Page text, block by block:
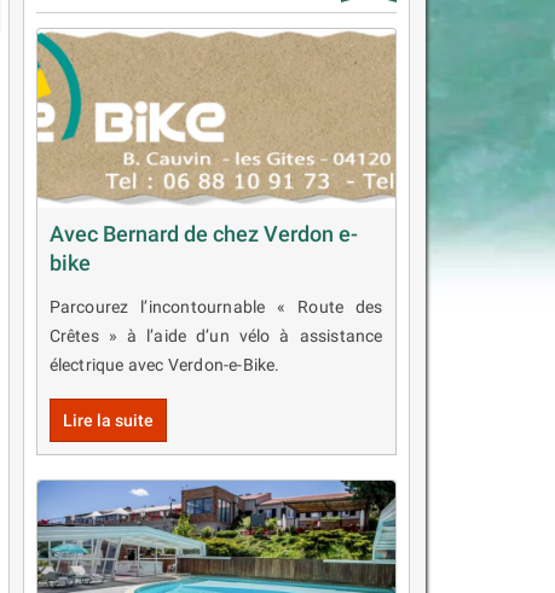
Avec Bernard de chez Verdon e-
bike
Parcourez l’incontournable « Route des
Crêtes » à l’aide d’un vélo à assistance
électrique avec Verdon-e-Bike.
Lire la suite